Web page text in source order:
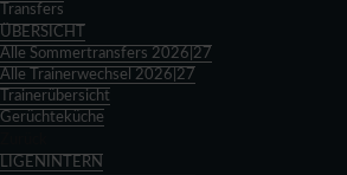
Transfers
ÜBERSICHT
Alle Sommertransfers 2026|27
Alle Trainerwechsel 2026|27
Trainerübersicht
Gerüchteküche
LIGENINTERN